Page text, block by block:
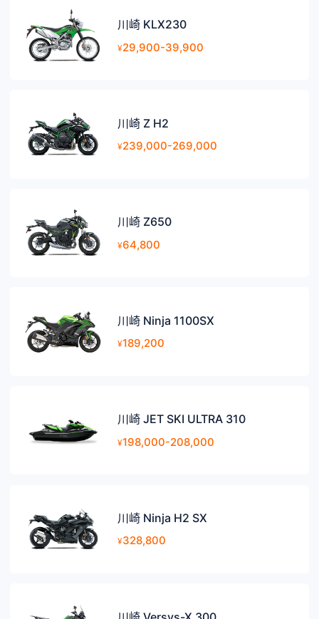
川崎 KLX230
¥29,900-39,900
川崎 Z H2
¥239,000-269,000
川崎 Z650
¥64,800
川崎 Ninja 1100SX
¥189,200
川崎 JET SKI ULTRA 310
¥198,000-208,000
川崎 Ninja H2 SX
¥328,800